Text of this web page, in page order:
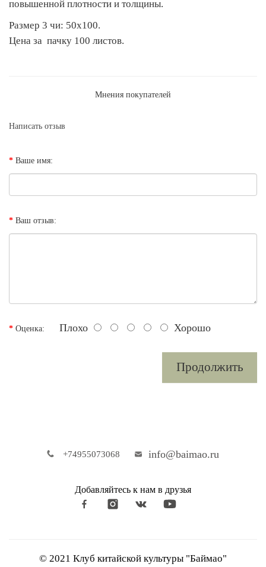
повышенной плотности и толщины.
Размер 3 чи: 50х100.
Цена за пачку 100 листов.
Мнения покупателей
Написать отзыв
Ваше имя:
Ваш отзыв:
Оценка: Плохо Хорошо
Продолжить
+74955073068 info@baimao.ru
Добавляйтесь к нам в друзья
© 2021 Клуб китайской культуры "Баймао"